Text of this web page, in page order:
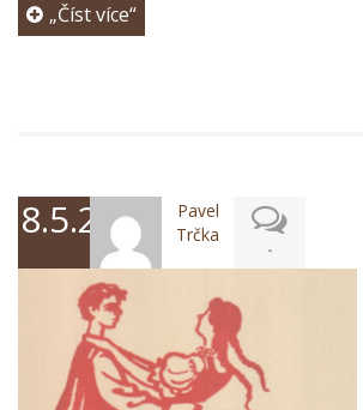
„Číst více“
8.5.2017
Pavel
Trčka
-